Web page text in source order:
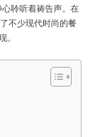
聆听着祷告声。在
不少现代时尚的餐
。